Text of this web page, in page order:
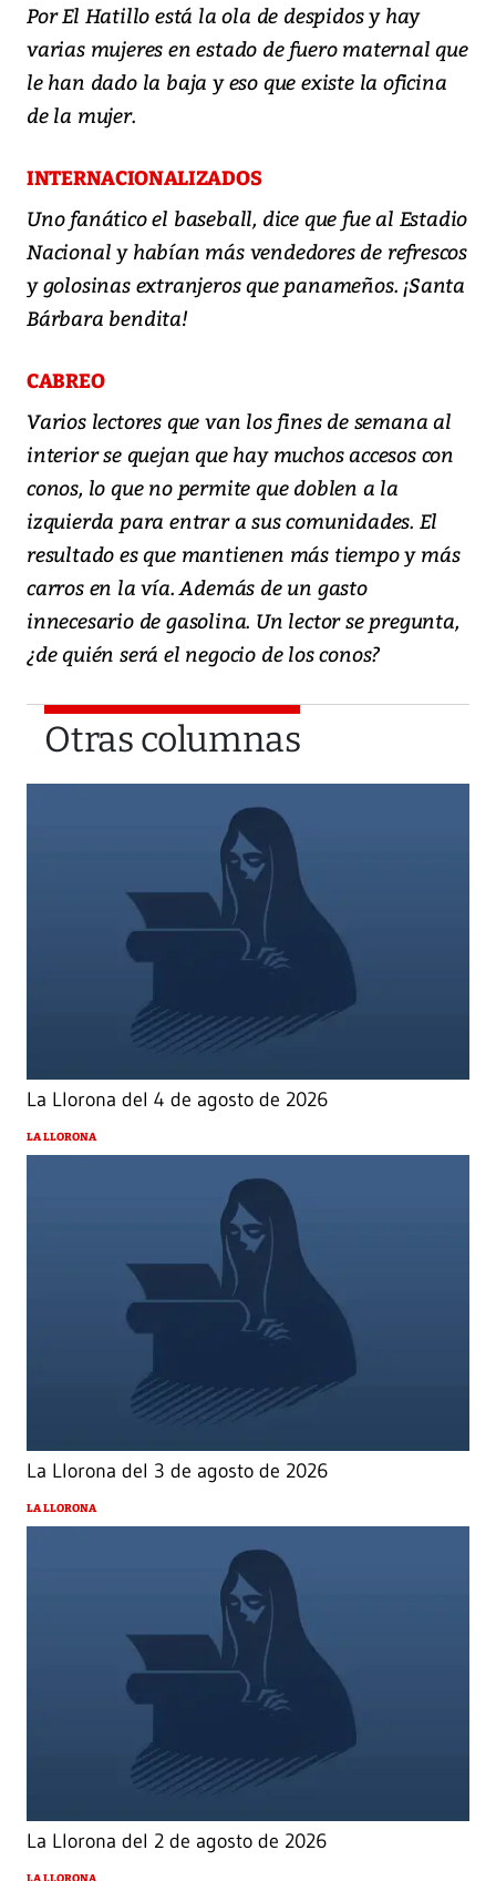
Por El Hatillo está la ola de despidos y hay
varias mujeres en estado de fuero maternal que
le han dado la baja y eso que existe la oficina
de la mujer.
INTERNACIONALIZADOS
Uno fanático el baseball, dice que fue al Estadio
Nacional y habían más vendedores de refrescos
y golosinas extranjeros que panameños. ¡Santa
Bárbara bendita!
CABREO
Varios lectores que van los fines de semana al
interior se quejan que hay muchos accesos con
conos, lo que no permite que doblen a la
izquierda para entrar a sus comunidades. El
resultado es que mantienen más tiempo y más
carros en la vía. Además de un gasto
innecesario de gasolina. Un lector se pregunta,
¿de quién será el negocio de los conos?
Otras columnas
La Llorona del 4 de agosto de 2026
LA LLORONA
La Llorona del 3 de agosto de 2026
LA LLORONA
La Llorona del 2 de agosto de 2026